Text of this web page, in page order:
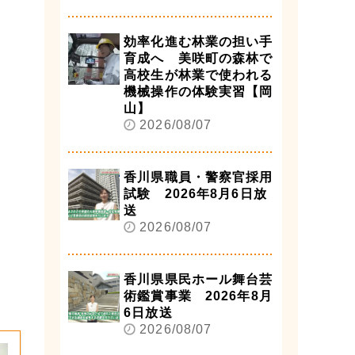
効率化進む林業の担い手
育成へ 美咲町の森林で
高校生が林業で使われる
機械操作の体験実習【岡
山】
2026/08/07
香川県職員・警察官採用
試験 2026年8月6日放
送
2026/08/07
香川県県民ホール舞台芸
術鑑賞事業 2026年8月
6日放送
2026/08/07